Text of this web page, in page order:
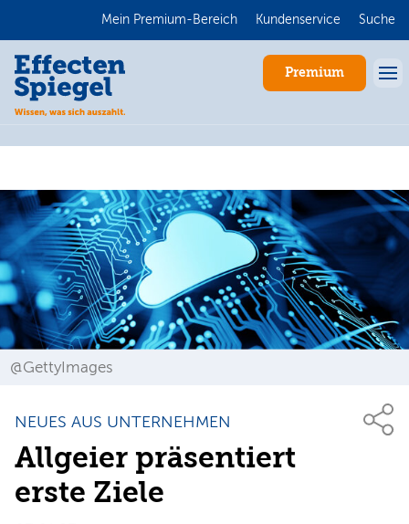
Mein Premium-Bereich Kundenservice Suche
Premium
@GettyImages
NEUES AUS UNTERNEHMEN
Allgeier präsentiert
erste Ziele
Anmelden